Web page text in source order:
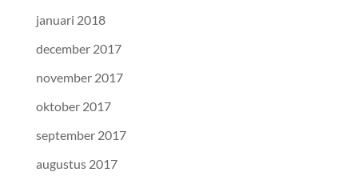
januari 2018
december 2017
november 2017
oktober 2017
september 2017
augustus 2017